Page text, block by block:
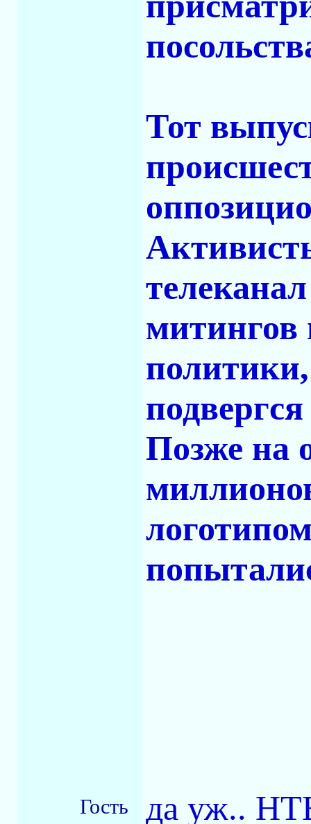
Тот
митингов
Позже на
Гость да уж..